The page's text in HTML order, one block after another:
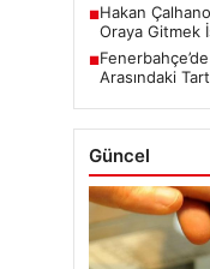
■Hakan
Oraya Gitmek
■
Arasındaki
Güncel